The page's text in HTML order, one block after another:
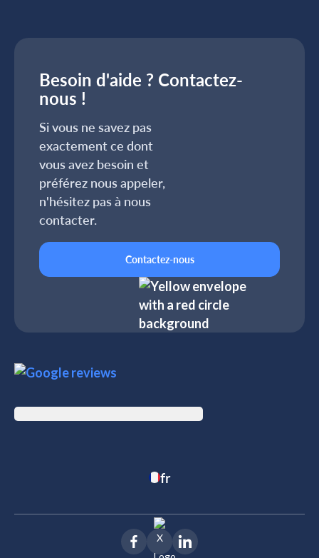
Besoin d'aide ? Contactez-
nous !
Si vous ne savez pas
exactement ce dont
vous avez besoin et
préférez nous appeler,
n'hésitez pas à nous
contacter.
Contactez-nous
fr